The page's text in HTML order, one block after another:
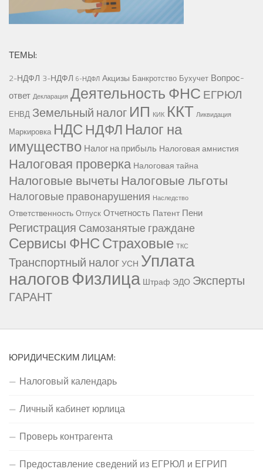
ТЕМЫ:
2-НДФЛ 3-НДФЛ 6-НДФЛ Акцизы Банкротство Бухучет Вопрос-
ответ Декларация Деятельность ФНС ЕГРЮЛ
ЕНВД Земельный налог ИП КИК ККТ Ликвидация
Маркировка НДС НДФЛ Налог на
имущество Налог на прибыль Налоговая амнистия
Налоговая проверка Налоговая тайна
Налоговые вычетыНалоговые льготы
Налоговые правонарушения Наследство
Ответственность Отпуск Отчетность Патент Пени
Регистрация Самозанятые граждане
Сервисы ФНССтраховые ТКС
Транспортный налогУСН Уплата
налоговФизлица Штраф ЭДО Эксперты
ГАРАНТ
ЮРИДИЧЕСКИМ ЛИЦАМ:
Налоговый календарь
Личный кабинет юрлица
Проверь контрагента
Предоставление сведений из ЕГРЮЛ и ЕГРИП